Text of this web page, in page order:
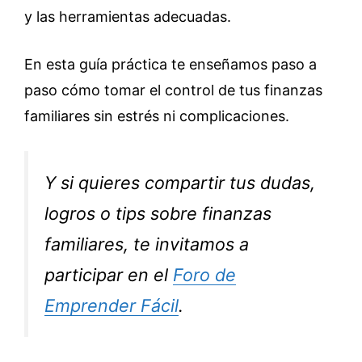
y las herramientas adecuadas.
En esta guía práctica te enseñamos paso a
paso cómo tomar el control de tus finanzas
familiares sin estrés ni complicaciones.
Y si quieres compartir tus dudas,
logros o tips sobre finanzas
familiares, te invitamos a
participar en el Foro de
Emprender Fácil.